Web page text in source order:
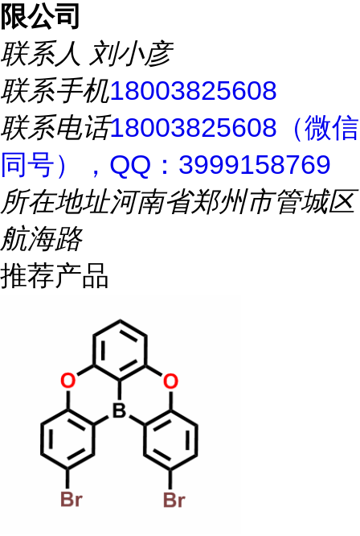
限公司
联系人 刘小彦
联系手机18003825608
联系电话18003825608（微信
同号），QQ：3999158769
所在地址河南省郑州市管城区
航海路
推荐产品